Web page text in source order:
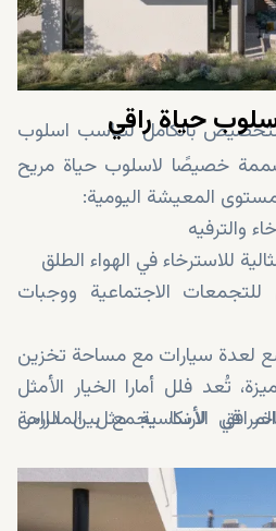
السرعة.
شمسية اختياريان لحياة
بالكامل لتناسب اسلوب
حياة راقي
خصيصًا لاسلوب حياة مريح
المعيشة اليومية:
والترفيه
للاسترخاء في الهواء الطلق
الاجتماعية ووجبات
لعدة سيارات مع مساحة تخزين
الأساسية مثل المدارس
إطلالات بانورامية خلابة على
تُعد فلل أمارا الخيار الأمثل
في لارنكا يجمع بين الراحة